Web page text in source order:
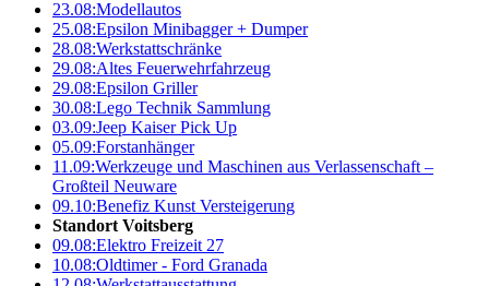
23.08:Modellautos
25.08:Epsilon Minibagger + Dumper
28.08:Werkstattschränke
29.08:Altes Feuerwehrfahrzeug
29.08:Epsilon Griller
30.08:Lego Technik Sammlung
03.09:Jeep Kaiser Pick Up
05.09:Forstanhänger
11.09:Werkzeuge und Maschinen aus Verlassenschaft –
Großteil Neuware
09.10:Benefiz Kunst Versteigerung
Standort Voitsberg
09.08:Elektro Freizeit 27
10.08:Oldtimer - Ford Granada